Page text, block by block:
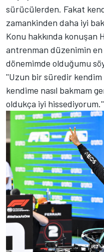
sürücülerden. Fakat
zamankinden daha iyi
Konu hakkında konuşan
antrenman düzenimin
dönemimde olduğumu
''Uzun bir süredir kendim
kendime nasıl bakmam
oldukça iyi